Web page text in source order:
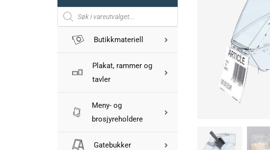
Butikkmateriell
Plakat, rammer og
tavler
Meny- og
brosjyreholdere
Gatebukker